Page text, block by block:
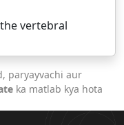
vertebral
paryayvachi aur
ka matlab kya hota